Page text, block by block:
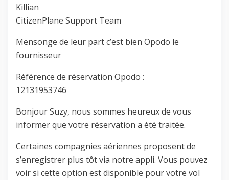
Killian
CitizenPlane Support Team
Mensonge de leur part c’est bien Opodo le
fournisseur
Référence de réservation Opodo :
12131953746
Bonjour Suzy, nous sommes heureux de vous
informer que votre réservation a été traitée.
Certaines compagnies aériennes proposent de
s’enregistrer plus tôt via notre appli. Vous pouvez
voir si cette option est disponible pour votre vol